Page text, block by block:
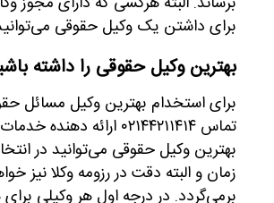
برای داشتن یک وکیل حقوقی می‌توانید
بهترین وکیل حقوقی را داشته
برای استخدام بهترین وکیل مسائل
تماس ۰۲۱۴۴۲۱۱۴۱۴
بهترین وکیل حقوقی می‌توانید در
زمان و البته دقت در رزومه وکلا نیز
برمی‌گردد. در درجه اول هر وکیلی